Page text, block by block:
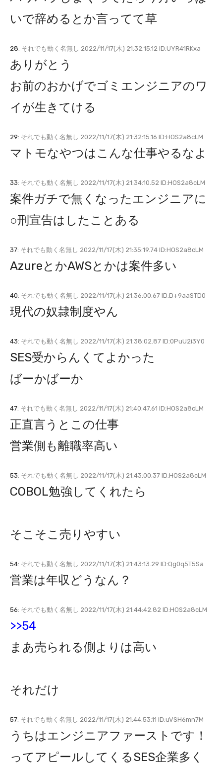
いで辞めるとか言ってて草
28: それでも動く名無し 2022/11/17(木) 21:32:15.12 ID:UYR41RKxa
ありがとう
お前のおかげでゴミエンジニアのワ
イが生きてける
29: それでも動く名無し 2022/11/17(木) 21:32:15.16 ID:HOS2a8cLM
マトモなやつはこんな仕事やるなよ
33: それでも動く名無し 2022/11/17(木) 21:34:10.52 ID:HOS2a8cLM
案件ガチで無くなったエンジニアに
○刑宣告はしたことある
37: それでも動く名無し 2022/11/17(木) 21:35:19.74 ID:HOS2a8cLM
AzureとかAWSとかは案件多い
40: それでも動く名無し 2022/11/17(木) 21:36:00.67 ID:D+9aaSTD0
現代の奴隷制度やん
43: それでも動く名無し 2022/11/17(木) 21:38:02.87 ID:0PuU2i3Y0
SES受からんくてよかった
ばーかばーか
47: それでも動く名無し 2022/11/17(木) 21:40:47.61 ID:HOS2a8cLM
正直言うとこの仕事
営業側も離職率高い
53: それでも動く名無し 2022/11/17(木) 21:43:00.37 ID:HOS2a8cLM
COBOL勉強してくれたら
そこそこ売りやすい
54: それでも動く名無し 2022/11/17(木) 21:43:13.29 ID:Qg0q5T5Sa
営業は年収どうなん？
56: それでも動く名無し 2022/11/17(木) 21:44:42.82 ID:HOS2a8cLM
>>54
まあ売られる側よりは高い
それだけ
57: それでも動く名無し 2022/11/17(木) 21:44:53.11 ID:uVSH6mn7M
うちはエンジニアファーストです！
ってアピールしてくるSES企業多く